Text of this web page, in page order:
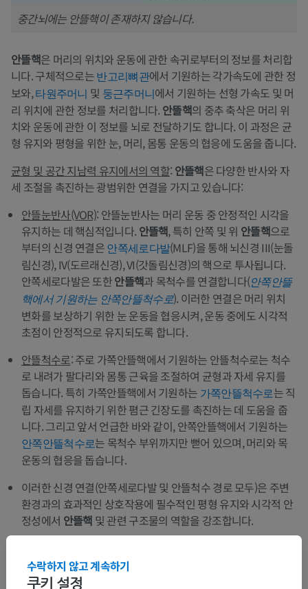
중간뇌에는 안뜰핵이 존재하지 않습니다.
안뜰핵은 머리의 위치와 운동에 관한 속귀로부터의 정보를 처리합
니다. 구체적으로는반고리뼈관에서 기원하는 각가속도에 관한 정
보와,타원주머니 및 둥근주머니에서 기원하는 선형 가속도 및 머
리 위치에 관한 정보를 처리합니다. 안뜰핵의 중추 축삭은 머리 위
치와 운동에 관한 이 정보를 뇌로 전달하기도 합니다. 이 과정은 균
형 유지와 평형을 위한 눈, 머리, 몸통 운동의 협응에 도움을 줍니다.
균형 및 공간 지남력 유지에서의 역할: 안뜰핵은 다양한 반사와 자
세 조절을 촉진하는 광범위한 연결을 가지고 있습니다:
안뜰눈반사(VOR): 안뜰눈반사는 머리 운동 중 안정적인 시각을
유지하는 데 핵심적입니다. 안뜰핵, 특히 안쪽 및 위 안뜰핵으로
부터의 신경 연결은안쪽세로다발(MLF)을 통해 뇌신경 III(눈돌
림신경), IV(도르래신경), VI(갓돌림신경)의 핵으로 투사됩니다.
안쪽세로다발은 또한안뜰핵과 목척수를 연결합니다(안쪽안뜰
핵에서 기원하는 안쪽안뜰척수로). 이러한 연결은 머리 위치
변화를 보상하기 위한 눈 운동을 협응시켜, 운동 중에도 시각적
초점이 안정적으로 유지되도록 합니다.
안뜰척수로: 주로 가쪽안뜰핵에서 기원하는 안뜰척수로는 척수
로 내려가 팔다리와 몸통 근육을 조절하여 균형과 자세 유지를
돕습니다. 특히 가쪽안뜰핵에서 기원하는 가쪽안뜰척수로는 직
립 자세를 유지하기 위한 폄근 긴장도를 촉진하는 데 도움을 줍
니다. 그리고 앞서 언급한 바와 같이, 안쪽안뜰핵에서 기원하는
안쪽안뜰척수로는 목척수 부위까지만 뻗어 있으며, 머리와 목
운동의 협응을 돕습니다.
이러한 신경 연결(안쪽세로다발 및 안뜰척수 경로 모두)은 주변
환경과의 효과적인 상호작용에 필수적인 평형 유지와 시각적 안
정성에서 안뜰핵 및 관련 구조물의 역할을 강조합니다.
이 번역에 오류가 있나요?
쿠키 설정
수락하지 않고 계속하기